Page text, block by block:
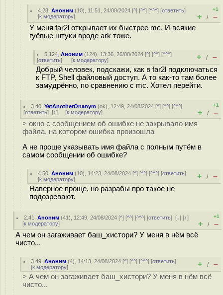
4.28 ,Аноним (10), 11:51, 24/08/2024 [^] [^^] [^^^] [ответить]
[к модератору]
+1
+ / –
У меня far2l открывает их быстрее mc. И всякие
гуёвые штуки вроде ark тоже.
5.124 ,Аноним (124), 13:36, 26/08/2024 [^] [^^] [^^^]
[ответить] [к модератору] + / –
Добрый человек, подскажи, как в far2l подключаться
к FTP, Shell файловый доступ. А то как-то там более
замудрённо, по сравнению с mc. Хотел перейти.
3.40 ,YetAnotherOnanym (ok), 12:49, 24/08/2024 [^] [^^] [^^^]
[ответить] [↑] [к модератору]
+1
+ / –
> окно с сообщением об ошибке не закрывало имя
файла, на котором ошибка произошла
А не проще указывать имя файла с полным путём в
самом сообщении об ошибке?
4.50 ,Аноним (10), 14:23, 24/08/2024 [^] [^^] [^^^] [ответить]
[к модератору] + / –
Наверное проще, но разрабы про такое не
подозревают.
2.41 ,Аноним (41), 12:49, 24/08/2024 [^] [^^] [^^^] [ответить][↓] [↑]
[к модератору]
+1
+ / –
А чем он загаживает баш_хистори? У меня в нём всё
чисто...
3.49 ,Аноним (4), 14:13, 24/08/2024 [^] [^^] [^^^] [ответить]
[к модератору] + / –
> А чем он загаживает баш_хистори? У меня в нём всё
чисто...